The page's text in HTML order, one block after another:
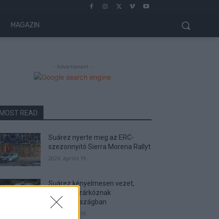
MAGAZIN
- Advertisment -
MOST READ
Suárez nyerte meg az ERC-
szezonnyitó Sierra Morena Rallyt
2026. április 19.
Suárez kényelmesen vezet,
Németék zárkóznak
Spanyolországban
2026. április 19.